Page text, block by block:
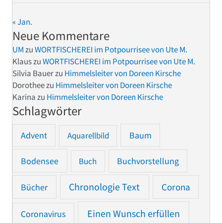
« Jan.
Neue Kommentare
UMzuWORTFISCHEREI im Potpourrisee von Ute M.
KlauszuWORTFISCHEREI im Potpourrisee von Ute M.
Silvia Bauerzu Himmelsleiter von Doreen Kirsche
Dorotheezu Himmelsleiter von Doreen Kirsche
Karinazu Himmelsleiter von Doreen Kirsche
Schlagwörter
Advent Aquarellbild Baum
Bodensee Buch Buchvorstellung
Bücher Chronologie Text Corona
Coronavirus Einen Wunsch erfüllen